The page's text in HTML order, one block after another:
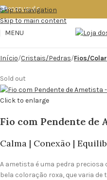
Skip to navigation
Skip to main content
MENU
Início Cristais/Pedras Fios/
Sold out
Click to enlarge
Fio com Pendente de
Calma | Conexão |
A ametista é uma pedra
bela coloração roxa, que varia